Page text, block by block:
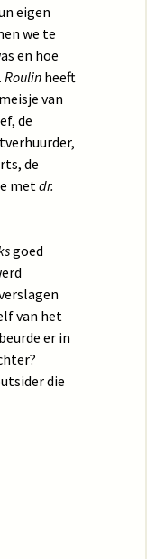
eigen
we te
en hoe
Roulin heeft
van
de
de
metdr.
goed
van het
er in
die